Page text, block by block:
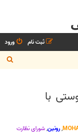
ورود
ثبت نام
س
با
,رونین,شوراي نظارت